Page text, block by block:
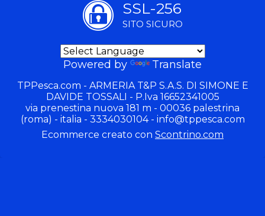
SSL-256
SITO SICURO
Powered by Translate
TPPesca.com - ARMERIA T&P S.A.S. DI SIMONE E
DAVIDE TOSSALI - P.Iva 16652341005
via prenestina nuova 181 m - 00036 palestrina
(roma) - italia - 3334030104 - info@tppesca.com
Ecommerce creato con Scontrino.com